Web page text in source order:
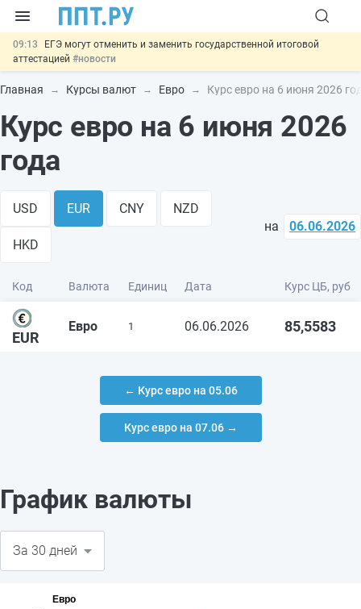
09:13
ЕГЭ могут отменить и заменить государственной итоговой
аттестацией #новости
00:01
7 августа: важные документы, вступающие в силу сегодня
#новости
электроники в госзакупках
#новости
06.08
Подписан указ об отмене спецрежима для вкладов физлиц из
06.08
банковской гарантией
Главная Курсы валют Евро Курс евро на 6 июня 2026
Курс евро на 6 июня 2026
года
USD EUR CNY NZD
HKD
на 06.06.2026
Код Валюта Единиц Дата Курс ЦБ, руб
EUR
Евро 1 06.06.2026 85,5583
← Курс евро на 05.06
Курс евро на 07.06 →
График валюты
Евро